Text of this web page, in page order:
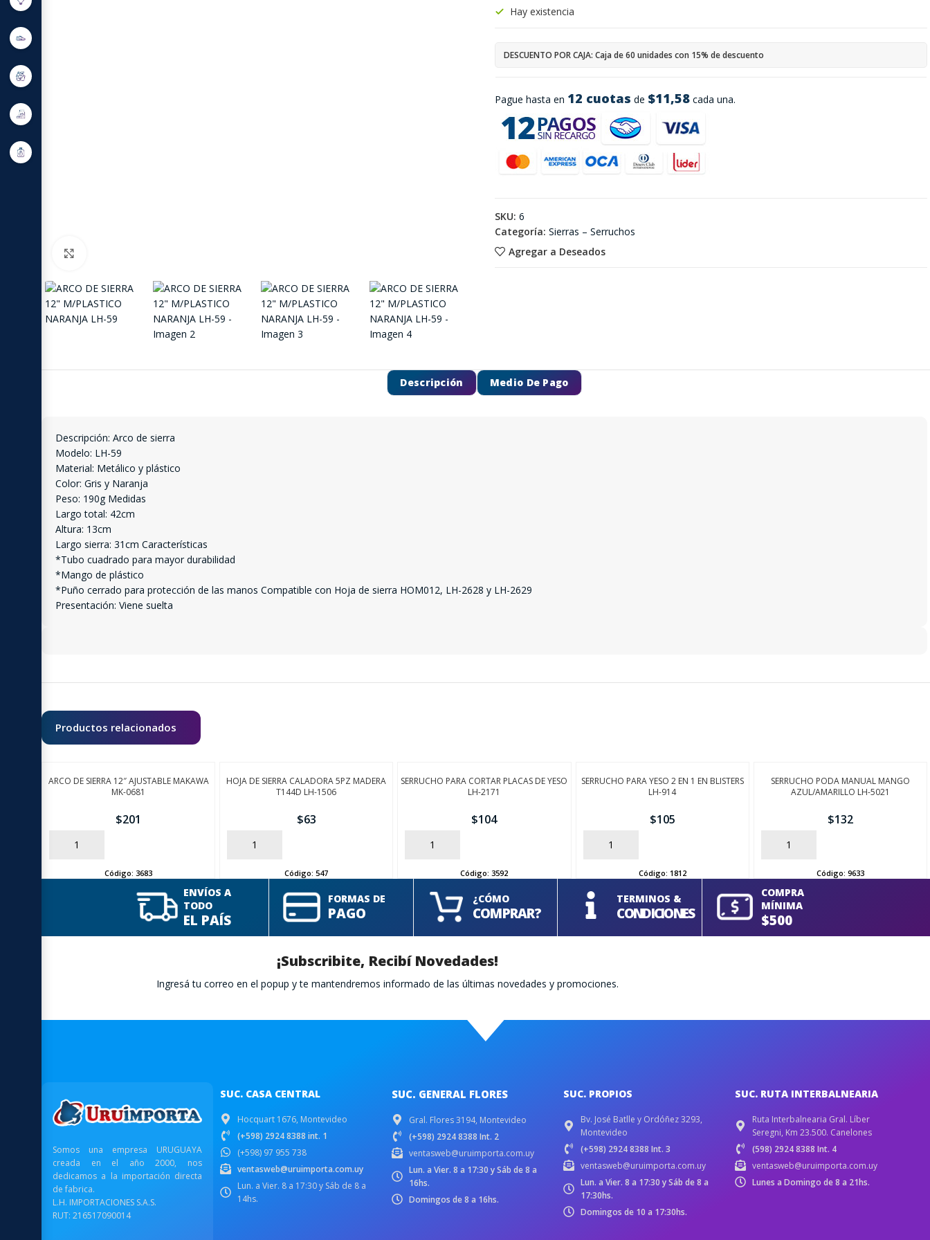
Pague hasta en 12 cuotas de $11,58cada una.
Hay existencia
DESCUENTO POR CAJA: Caja de 60 unidades con 15% de descuento
Agregar a Deseados
SKU: 6
Categoría: Sierras – Serruchos
Descripción Medio De Pago
Descripción: Arco de sierra
Modelo: LH-59
Material: Metálico y plástico
Color: Gris y Naranja
Peso: 190g Medidas
Largo total: 42cm
Altura: 13cm
Largo sierra: 31cm Características
*Tubo cuadrado para mayor durabilidad
*Mango de plástico
*Puño cerrado para protección de las manos Compatible con Hoja de sierra HOM012, LH-2628 y LH-2629
Presentación: Viene suelta
Productos relacionados
ARCO DE SIERRA 12″ AJUSTABLE MAKAWA
MK-0681
$201
AÑADIR
Código:3683
HOJA DE SIERRA CALADORA 5PZ MADERA
T144D LH-1506
$63
AÑADIR
Código:547
SERRUCHO PARA CORTAR PLACAS DE YESO
LH-2171
$104
AÑADIR
Código:3592
SERRUCHO PARA YESO 2 EN 1 EN BLISTERS
LH-914
$105
AÑADIR
Código: 1812
SERRUCHO PODA MANUAL MANGO
AZUL/AMARILLO LH-5021
$132
AÑADIR
Código: 9633
ENVÍOS A
TODO
EL PAÍS
FORMAS DE
PAGO
¿CÓMO
COMPRAR?
TERMINOS &
CONDICIONES
COMPRA
MÍNIMA
$500
¡Subscribite, Recibí Novedades!
Ingresá tu correo en el popup y te mantendremos informado de las últimas novedades y promociones.
Somos una empresa URUGUAYA
creada en el año 2000, nos
dedicamos a la importación directa
de fabrica.
L.H. IMPORTACIONES S.A.S.
RUT: 216517090014
SUC. CASA CENTRAL
Hocquart 1676, Montevideo
(+598) 2924 8388 int. 1
(+598) 97 955 738
ventasweb@uruimporta.com.uy
Lun. a Vier. 8 a 17:30 y Sáb de 8 a
14hs.
SUC. GENERAL FLORES
Gral. Flores 3194, Montevideo
(+598) 2924 8388 Int. 2
ventasweb@uruimporta.com.uy
Lun. a Vier. 8 a 17:30 y Sáb de 8 a
16hs.
Domingos de 8 a 16hs.
SUC. PROPIOS
Bv. José Batlle y Ordóñez 3293,
Montevideo
(+598) 2924 8388 Int. 3
ventasweb@uruimporta.com.uy
Lun. a Vier. 8 a 17:30 y Sáb de 8 a
17:30hs.
Domingos de 10 a 17:30hs.
SUC. RUTA INTERBALNEARIA
Ruta Interbalnearia Gral. Líber
Seregni, Km 23.500. Canelones
(598) 2924 8388 Int. 4
ventasweb@uruimporta.com.uy
Lunes a Domingo de 8 a 21hs.